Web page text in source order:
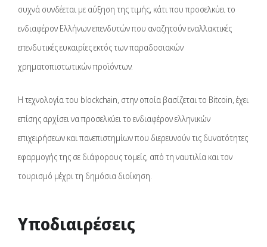
συχνά συνδέεται με αύξηση της τιμής, κάτι που προσελκύει το
ενδιαφέρον Ελλήνων επενδυτών που αναζητούν εναλλακτικές
επενδυτικές ευκαιρίες εκτός των παραδοσιακών
χρηματοπιστωτικών προϊόντων.
Η τεχνολογία του blockchain, στην οποία βασίζεται το Bitcoin, έχει
επίσης αρχίσει να προσελκύει το ενδιαφέρον ελληνικών
επιχειρήσεων και πανεπιστημίων που διερευνούν τις δυνατότητες
εφαρμογής της σε διάφορους τομείς, από τη ναυτιλία και τον
τουρισμό μέχρι τη δημόσια διοίκηση.
Υποδιαιρέσεις